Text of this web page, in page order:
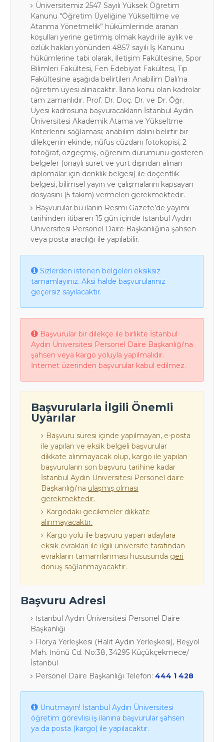
Üniversitemiz 2547 Sayılı Yüksek Öğretim
Kanunu "Öğretim Üyeliğine Yükseltilme ve
Atanma Yönetmelik” hükümlerinde aranan
koşulları yerine getirmiş olmak kaydı ile aylık ve
özlük hakları yönünden 4857 sayılı İş Kanunu
hükümlerine tabi olarak, İletişim Fakültesine, Spor
Bilimleri Fakültesi, Fen Edebiyat Fakültesi, Tıp
Fakültesine aşağıda belirtilen Anabilim Dalı’na
öğretim üyesi alınacaktır. İlana konu olan kadrolar
tam zamanlıdır. Prof. Dr. Doç. Dr. ve Dr. Öğr.
Üyesi kadrosuna başvuracakların İstanbul Aydın
Üniversitesi Akademik Atama ve Yükseltme
Kriterlerini sağlaması; anabilim dalını belirtir bir
dilekçenin ekinde, nüfus cüzdanı fotokopisi, 2
fotoğraf, özgeçmiş, öğrenim durumunu gösteren
belgeler (onaylı suret ve yurt dışından alınan
diplomalar için denklik belgesi) ile doçentlik
belgesi, bilimsel yayın ve çalışmalarını kapsayan
dosyasını (5 takım) vermeleri gerekmektedir.
Başvurular bu ilanın Resmi Gazete’de yayımı
tarihinden itibaren 15 gün içinde İstanbul Aydın
Üniversitesi Personel Daire Başkanlığına şahsen
veya posta aracılığı ile yapılabilir.
Sizlerden istenen belgeleri eksiksiz
tamamlayınız. Aksi halde başvurularınız
geçersiz sayılacaktır.
Başvurular bir dilekçe ile birlikte İstanbul
Aydın Üniversitesi Personel Daire Başkanlığı'na
şahsen veya kargo yoluyla yapılmalıdır.
İnternet üzerinden başvurular kabul edilmez.
Başvurularla İlgili Önemli
Uyarılar
Başvuru süresi içinde yapılmayan, e-posta
ile yapılan ve eksik belgeli başvurular
dikkate alınmayacak olup, kargo ile yapılan
başvuruların son başvuru tarihine kadar
İstanbul Aydın Üniversitesi Personel daire
Başkanlığı'na ulaşmış olması
gerekmektedir.
Kargodaki gecikmeler dikkate
alınmayacaktır.
Kargo yolu ile başvuru yapan adaylara
eksik evrakları ile ilgili üniversite tarafından
evrakların tamamlanması hususunda geri
dönüş sağlanmayacaktır.
Başvuru Adresi
İstanbul Aydın Üniversitesi Personel Daire
Başkanlığı
​​​​Florya Yerleşkesi (Halit Aydın Yerleşkesi), Beşyol
Mah. İnönü Cd. No:38, 34295 Küçükçekmece/
İstanbul
Personel Daire Başkanlığı Telefon: 444 1 428
Unutmayın! İstanbul Aydın Üniversitesi
öğretim görevlisi iş ilanına başvurular şahsen
ya da posta (kargo) ile yapılacaktır.